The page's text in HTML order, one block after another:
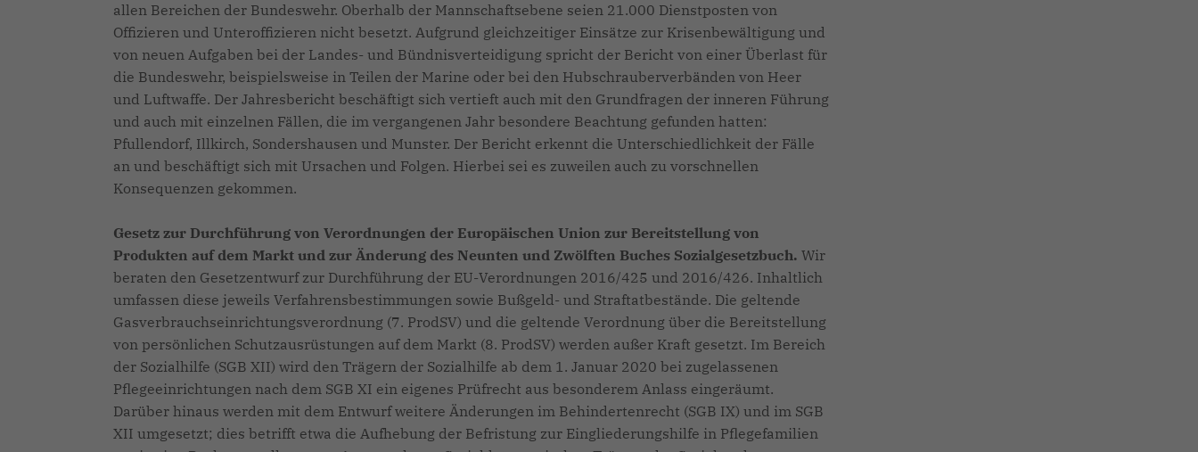
allen Bereichen der Bundeswehr. Oberhalb der Mannschaftsebene seien 21.000 Dienstposten von
Offizieren und Unteroffizieren nicht besetzt. Aufgrund gleichzeitiger Einsätze zur Krisenbewältigung und
von neuen Aufgaben bei der Landes- und Bündnisverteidigung spricht der Bericht von einer Überlast für
die Bundeswehr, beispielsweise in Teilen der Marine oder bei den Hubschrauberverbänden von Heer
und Luftwaffe. Der Jahresbericht beschäftigt sich vertieft auch mit den Grundfragen der inneren Führung
und auch mit einzelnen Fällen, die im vergangenen Jahr besondere Beachtung gefunden hatten:
Pfullendorf, Illkirch, Sondershausen und Munster. Der Bericht erkennt die Unterschiedlichkeit der Fälle
an und beschäftigt sich mit Ursachen und Folgen. Hierbei sei es zuweilen auch zu vorschnellen
Konsequenzen gekommen.
Gesetz zur Durchführung von Verordnungen der Europäischen Union zur Bereitstellung von
Produkten auf dem Markt und zur Änderung des Neunten und Zwölften Buches Sozialgesetzbuch. Wir
beraten den Gesetzentwurf zur Durchführung der EU-Verordnungen 2016/425 und 2016/426. Inhaltlich
umfassen diese jeweils Verfahrensbestimmungen sowie Bußgeld- und Straftatbestände. Die geltende
Gasverbrauchseinrichtungsverordnung (7. ProdSV) und die geltende Verordnung über die Bereitstellung
von persönlichen Schutzausrüstungen auf dem Markt (8. ProdSV) werden außer Kraft gesetzt. Im Bereich
der Sozialhilfe (SGB XII) wird den Trägern der Sozialhilfe ab dem 1. Januar 2020 bei zugelassenen
Pflegeeinrichtungen nach dem SGB XI ein eigenes Prüfrecht aus besonderem Anlass eingeräumt.
Darüber hinaus werden mit dem Entwurf weitere Änderungen im Behindertenrecht (SGB IX) und im SGB
XII umgesetzt; dies betrifft etwa die Aufhebung der Befristung zur Eingliederungshilfe in Pflegefamilien